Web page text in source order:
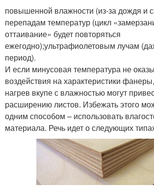
повышенной влажности (из-за дождя и
перепадам температур (цикл
оттаивание» будет повторяться
ежегодно);ультрафиолетовым лучам
период).
И если минусовая температура не
воздействия на характеристики
нагрев вкупе с влажностью могут
расширению листов. Избежать этого
одним способом – использовать
материала. Речь идет о следующих